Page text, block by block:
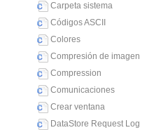
Carpeta sistema
Códigos ASCII
Colores
Compresión de imagen
Compression
Comunicaciones
Crear ventana
DataStore Request Log